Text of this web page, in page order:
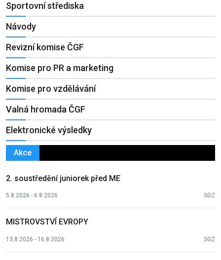
Sportovní střediska
Návody
Revizní komise ČGF
Komise pro PR a marketing
Komise pro vzdělávání
Valná hromada ČGF
Elektronické výsledky
Akce
2. soustředění juniorek před ME
5.8.2026 - 6.8.2026 SGZ
MISTROVSTVÍ EVROPY
13.8.2026 - 16.8.2026 SGZ